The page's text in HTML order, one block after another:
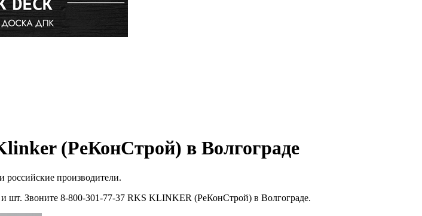
(РеКонСтрой) в Волгограде
российские производители.
шт. Звоните 8-800-301-77-37 RKS KLINKER (РеКонСтрой) в Волгограде.